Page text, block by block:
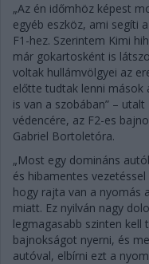
„Az én időmhöz képest
egyéb eszköz, ami segíti
F1-hez. Szerintem Kimi
már gokartosként is
voltak hullámvölgyei az
előtte tudtak lenni mások
is van a szobában” –
védencére, az F2-es
Gabriel Bortoletóra.
„Most egy domináns
és hibamentes
hogy rajta van a nyomás
miatt. Ez nyilván nagy
legmagasabb szinten kell
bajnokságot nyerni, és
autóval, elbírni ezt a